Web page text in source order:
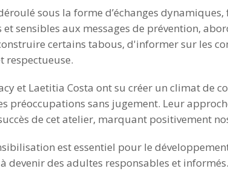
sous la forme d’échanges
et sensibles aux messages de prévention,
certains tabous, d'informer sur les
respectueuse.
et Laetitia Costa ont su créer un climat de
préoccupations sans jugement. Leur
de cet atelier, marquant positivement
est essentiel pour le
devenir des adultes responsables et